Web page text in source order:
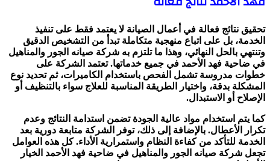
تحقيق نتائج فعالة في أعمال الصيانة لا يعتمد فقط على تنفيذ
الخدمة، بل على اتباع منهجية متكاملة تبدأ من التشخيص الدقيق
وتنتهي بالحل النهائي، وهذا ما تلتزم به شركة صيانه الجور والمناهيل
في ضاحية فهد الأحمد في جميع خدماتها. تعتمد الشركة على
خطوات مدروسة تشمل الفحص باستخدام الكاميرات، ثم تحديد نوع
المشكلة بدقة، واختيار الطريقة المناسبة للعلاج سواء بالتنظيف أو
الإصلاح أو الاستبدال.
كما يتم استخدام مواد عالية الجودة تضمن استدامة النتائج وعدم
تكرار الأعطال. بالإضافة إلى ذلك، توفر الشركة متابعة دورية بعد
الخدمة للتأكد من كفاءة النظام واستمرارية الأداء. كل هذه العوامل
تجعل شركة صيانه الجور والمناهيل في ضاحية فهد الأحمد الخيار